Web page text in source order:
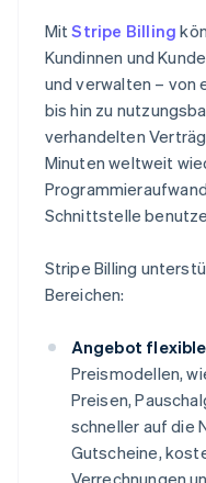
MitStripe Billing
Kundinnen und
und verwalten – von
bis hin zu
verhandelten
Minuten weltweit
Schnittstelle
Stripe Billing
Bereichen:
Angebot
Preismodellen,
Preisen,
schneller auf die
Gutscheine,
Verrechnungen